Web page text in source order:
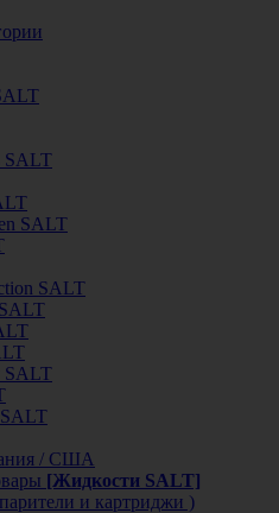
SALT
SALT
SALT
SALT
/ США
[Жидкости SALT]
и картриджи )